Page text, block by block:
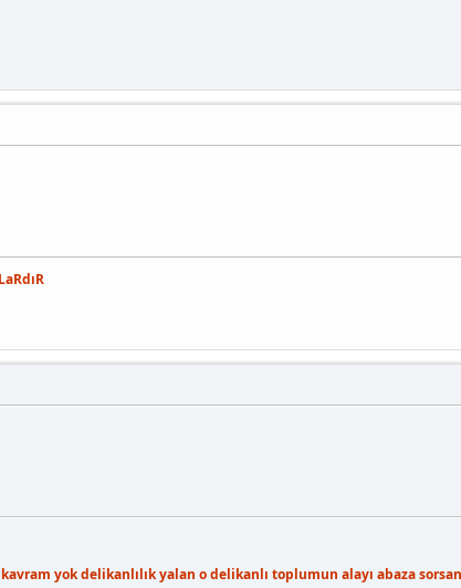
yok delikanlılık yalan o delikanlı toplumun alayı abaza